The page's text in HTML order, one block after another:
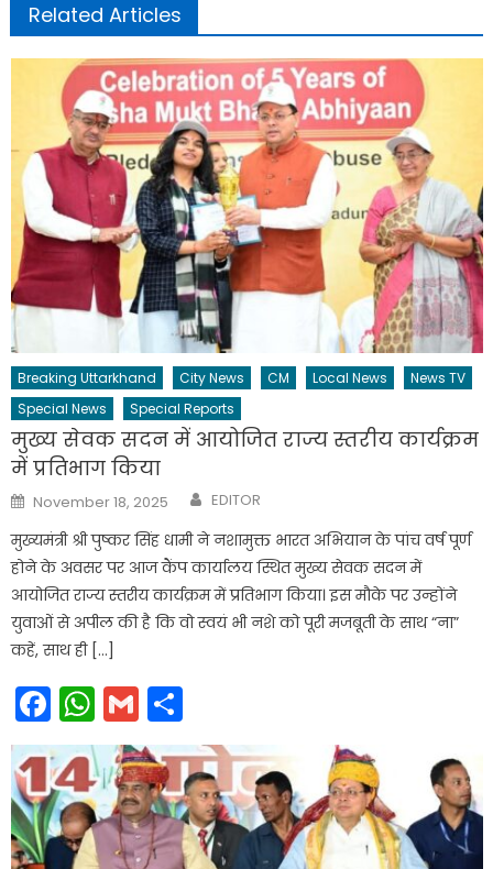
Related Articles
Breaking Uttarkhand City News CM Local News
News TV
Special News
Special Reports
मुख्य सेवक सदन में आयोजित राज्य स्तरीय कार्यक्रम
में प्रतिभाग किया
Posted
on
November 18, 2025 Author
EDITOR
मुख्यमंत्री श्री पुष्कर सिंह धामी ने नशामुक्त भारत अभियान के पांच वर्ष पूर्ण
होने के अवसर पर आज कैंप कार्यालय स्थित मुख्य सेवक सदन में
आयोजित राज्य स्तरीय कार्यक्रम में प्रतिभाग किया। इस मौके पर उन्होंने
युवाओं से अपील की है कि वो स्वयं भी नशे को पूरी मजबूती के साथ “ना”
कहें, साथ ही […]
Facebook
WhatsApp
Gmail